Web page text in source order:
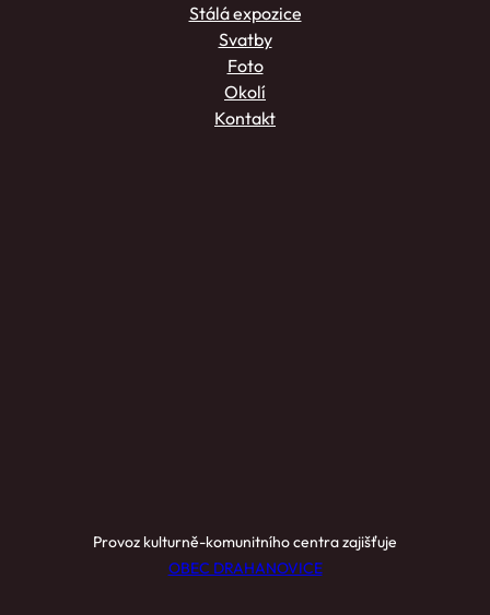
Stálá expozice
Svatby
Foto
Okolí
Kontakt
Provoz kulturně-komunitního centra zajišťuje
OBEC DRAHANOVICE